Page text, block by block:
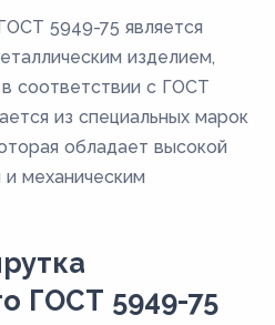
5949-75 является
изделием,
соответствии с ГОСТ
из специальных марок
обладает высокой
механическим
ГОСТ 5949-75